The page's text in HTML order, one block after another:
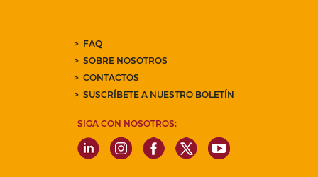
FAQ
SOBRE NOSOTROS
CONTACTOS
SUSCRÍBETE A NUESTRO BOLETÍN
SIGA CON NOSOTROS: